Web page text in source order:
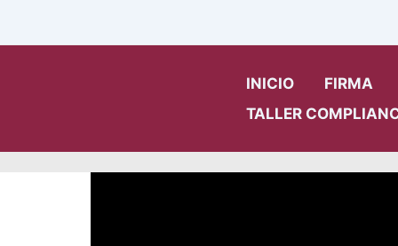
INICIO
FIRMA
TALLER
Sesión de